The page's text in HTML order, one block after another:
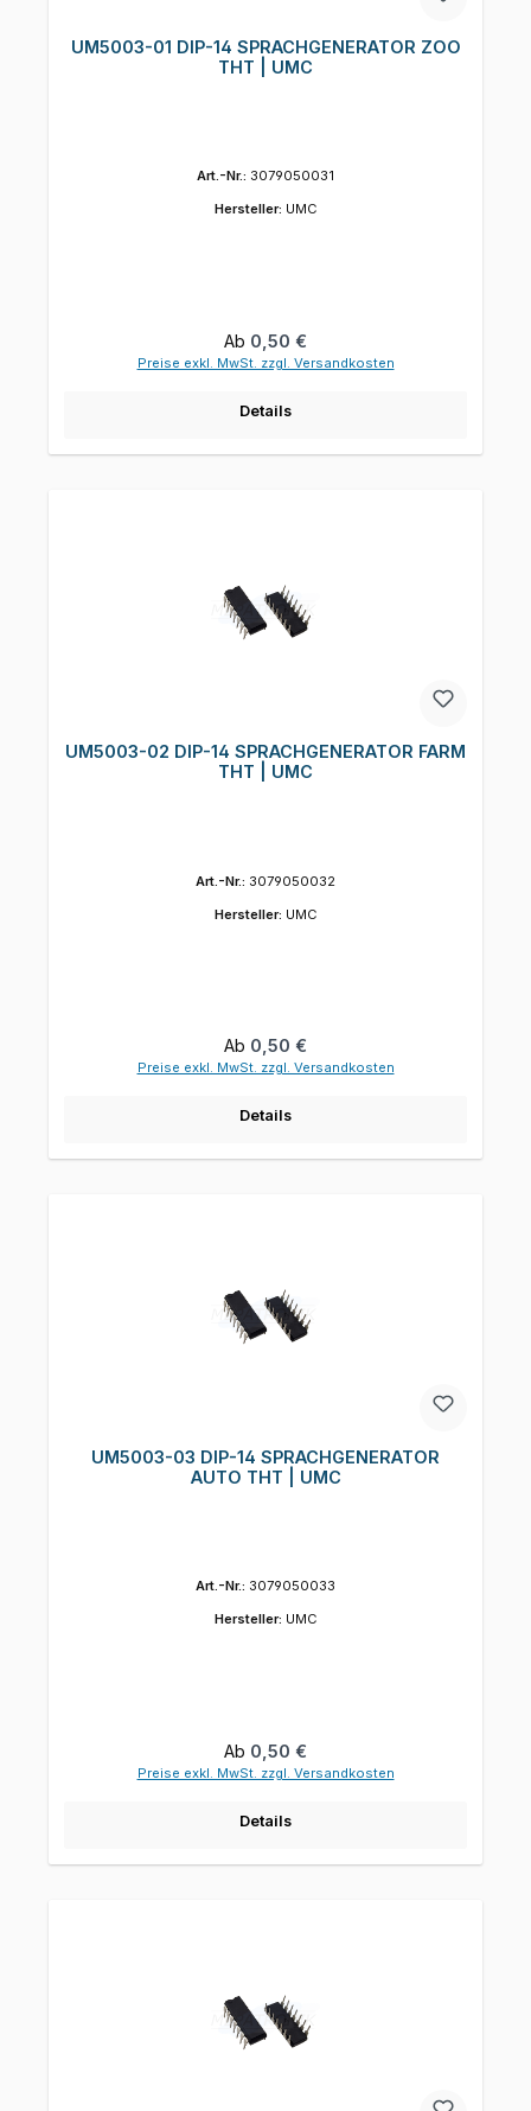
UM5003-01 DIP-14 SPRACHGENERATOR ZOO
THT | UMC
Art.-Nr.: 3079050031
Hersteller: UMC
Regulärer Preis:
Ab 0,50 €
Preise exkl. MwSt. zzgl. Versandkosten
Details
UM5003-02 DIP-14 SPRACHGENERATOR FARM
THT | UMC
Art.-Nr.: 3079050032
Hersteller: UMC
Regulärer Preis:
Ab 0,50 €
Preise exkl. MwSt. zzgl. Versandkosten
Details
UM5003-03 DIP-14 SPRACHGENERATOR
AUTO THT | UMC
Art.-Nr.: 3079050033
Hersteller: UMC
Regulärer Preis:
Ab 0,50 €
Preise exkl. MwSt. zzgl. Versandkosten
Details